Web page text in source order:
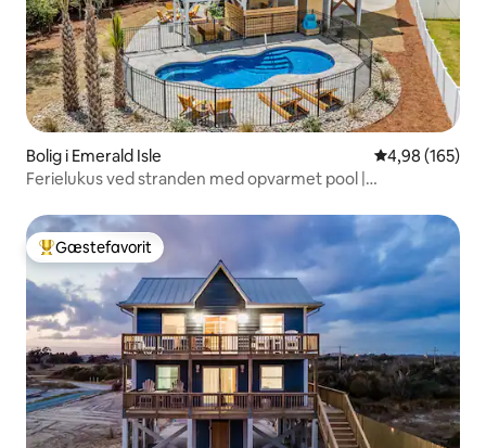
Bolig i Emerald Isle 4,98 ud af 5 i
4,98 (165)
Ferielukus ved stranden med opvarmet pool |
Bedste gæstefavorit
Gæstefavorit